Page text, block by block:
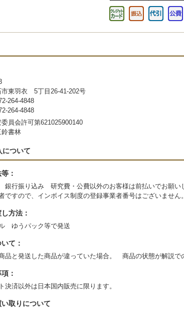
市東羽衣 5丁目26-41-202号
264-4848
264-4848
員会許可第621025900140
書林
について
：
行振り込み 研究費・公費以外のお客様は前払いでお願い
ですので、インボイス制度の登録事業者番号はございません。
方法：
ゆうパック等で発送
て：
品と発送した商品が違っていた場合。 商品の状態が解説で
：
決済以外は日本国内販売に限ります。
取りについて